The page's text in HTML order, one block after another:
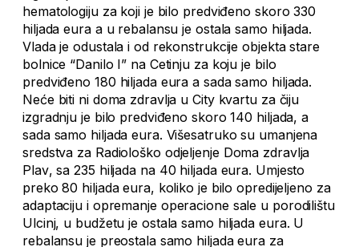
hematologiju za koji je bilo predviđeno skoro 330
hiljada eura a u rebalansu je ostala samo hiljada.
Vlada je odustala i od rekonstrukcije objekta stare
bolnice “Danilo I” na Cetinju za koju je bilo
predviđeno 180 hiljada eura a sada samo hiljada.
Neće biti ni doma zdravlja u City kvartu za čiju
izgradnju je bilo predviđeno skoro 140 hiljada, a
sada samo hiljada eura. Višesatruko su umanjena
sredstva za Radiološko odjeljenje Doma zdravlja
Plav, sa 235 hiljada na 40 hiljada eura. Umjesto
preko 80 hiljada eura, koliko je bilo opredijeljeno za
adaptaciju i opremanje operacione sale u porodilištu
Ulcinj, u budžetu je ostala samo hiljada eura. U
rebalansu je preostala samo hiljada eura za